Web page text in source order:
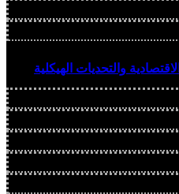
والتحديات الهيكلية